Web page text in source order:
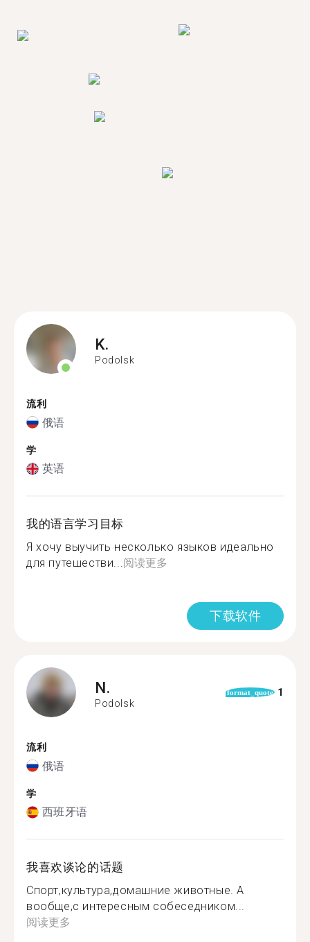
K.
Podolsk
流利
俄语
学
英语
我的语言学习目标
Я хочу выучить несколько языков идеально
для путешестви...阅读更多
下载软件
N.
Podolsk
format_quote 1
流利
俄语
学
西班牙语
我喜欢谈论的话题
Спорт,культура,домашние животные. А
вообще,с интересным собеседником...
阅读更多